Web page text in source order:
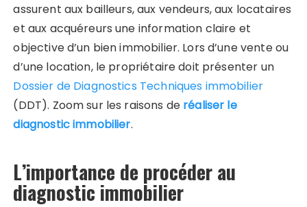
assurent aux bailleurs, aux vendeurs, aux locataires
et aux acquéreurs une information claire et
objective d’un bien immobilier. Lors d’une vente ou
d’une location, le propriétaire doit présenter un
Dossier de Diagnostics Techniques immobilier
(DDT). Zoom sur les raisons de réaliser le
diagnostic immobilier.
L’importance de procéder au
diagnostic immobilier